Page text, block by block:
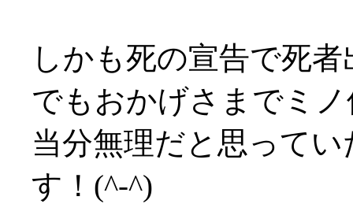
しかも死の宣告で死
でもおかげさまでミ
当分無理だと思って
す！(^-^)